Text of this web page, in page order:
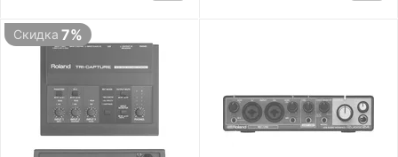
Скидка 7%